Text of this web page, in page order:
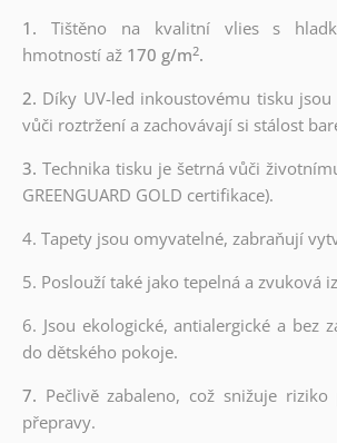
1. Tištěno na kvalitní vlies s
hmotností až170 g/m2.
2. Díky UV-led inkoustovému tisku
vůči roztržení a zachovávají si stálost
3. Technika tisku je šetrná vůči
GREENGUARD GOLD certifikace).
4. Tapety jsou omyvatelné, zabraňují
5. Poslouží také jako tepelná a zvuková
6. Jsou ekologické, antialergické a bez
do dětského pokoje.
7. Pečlivě zabaleno, což snižuje riziko
přepravy.